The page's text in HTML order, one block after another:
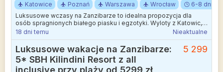
Katowice Poznań Warszawa Wrocław
6-8 dni
Luksusowe wczasy na Zanzibarze to idealna propozycja dla
osób spragnionych białego piasku i egzotyki. Wyloty z Katowic,
Poznania, Warszawy lub Wrocławia.
18 dni temu Nieaktualne
Luksusowe wakacje na Zanzibarze:
5* SBH Kilindini Resort z all
inclusive przy plaży od 5299 zł
5 299